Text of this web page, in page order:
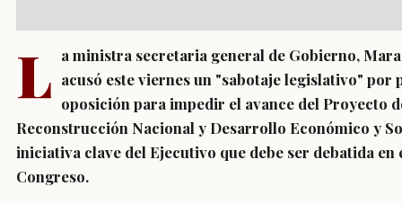
L a ministra secretaria general de Gobierno,
acusó este viernes un "sabotaje legislativo" por
oposición para impedir el avance del Proyecto
Reconstrucción Nacional y Desarrollo Económico y
iniciativa clave del Ejecutivo que debe ser debatida en
Congreso.